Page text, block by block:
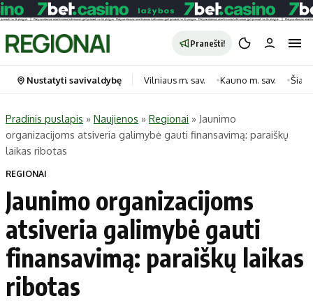
Pranešti!
Portalas
Naujausi
Regionai
Lietuva
Pasaulis
Politika
Kategorijos
Horoskopai
Laisvalaikis
Maistas
Sveikata
Nustatyti savivaldybę Vilniaus m. sav. Kauno m. sav.
Pradinis puslapis » Naujienos » Regionai » Jaunimo
organizacijoms atsiveria galimybė gauti finansavimą: paraiškų
laikas ribotas
REGIONAI
Jaunimo organizacijoms
atsiveria galimybė gauti
finansavimą: paraiškų laikas
ribotas